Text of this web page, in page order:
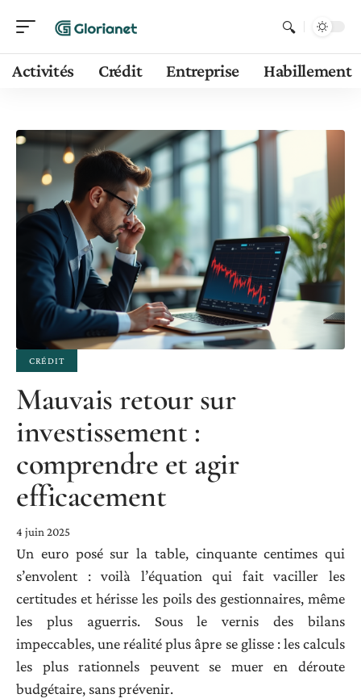
Activités Crédit Entreprise Habillement
CRÉDIT
Mauvais retour sur
investissement :
comprendre et agir
efficacement
4 juin 2025
Un euro posé sur la table, cinquante centimes qui
s’envolent : voilà l’équation qui fait vaciller les
certitudes et hérisse les poils des gestionnaires, même
les plus aguerris. Sous le vernis des bilans
impeccables, une réalité plus âpre se glisse : les calculs
les plus rationnels peuvent se muer en déroute
budgétaire, sans prévenir.